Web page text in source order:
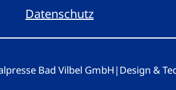
Datenschutz
Bad Vilbel GmbH |Design &